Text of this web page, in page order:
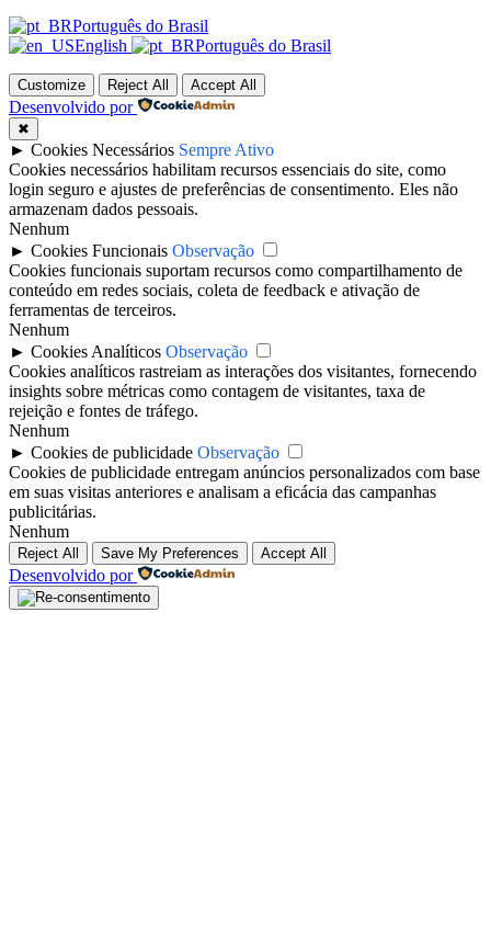
Português do Brasil
English
Português do Brasil
Customize Reject All Accept All
Desenvolvido por
✖
► Cookies Necessários Sempre Ativo
Cookies necessários habilitam recursos essenciais do site, como
login seguro e ajustes de preferências de consentimento. Eles não
armazenam dados pessoais.
Nenhum
► Cookies Funcionais Observação
Cookies funcionais suportam recursos como compartilhamento de
conteúdo em redes sociais, coleta de feedback e ativação de
ferramentas de terceiros.
Nenhum
► Cookies Analíticos Observação
Cookies analíticos rastreiam as interações dos visitantes, fornecendo
insights sobre métricas como contagem de visitantes, taxa de
rejeição e fontes de tráfego.
Nenhum
► Cookies de publicidade Observação
Cookies de publicidade entregam anúncios personalizados com base
em suas visitas anteriores e analisam a eficácia das campanhas
publicitárias.
Nenhum
Reject All Save My Preferences Accept All
Desenvolvido por